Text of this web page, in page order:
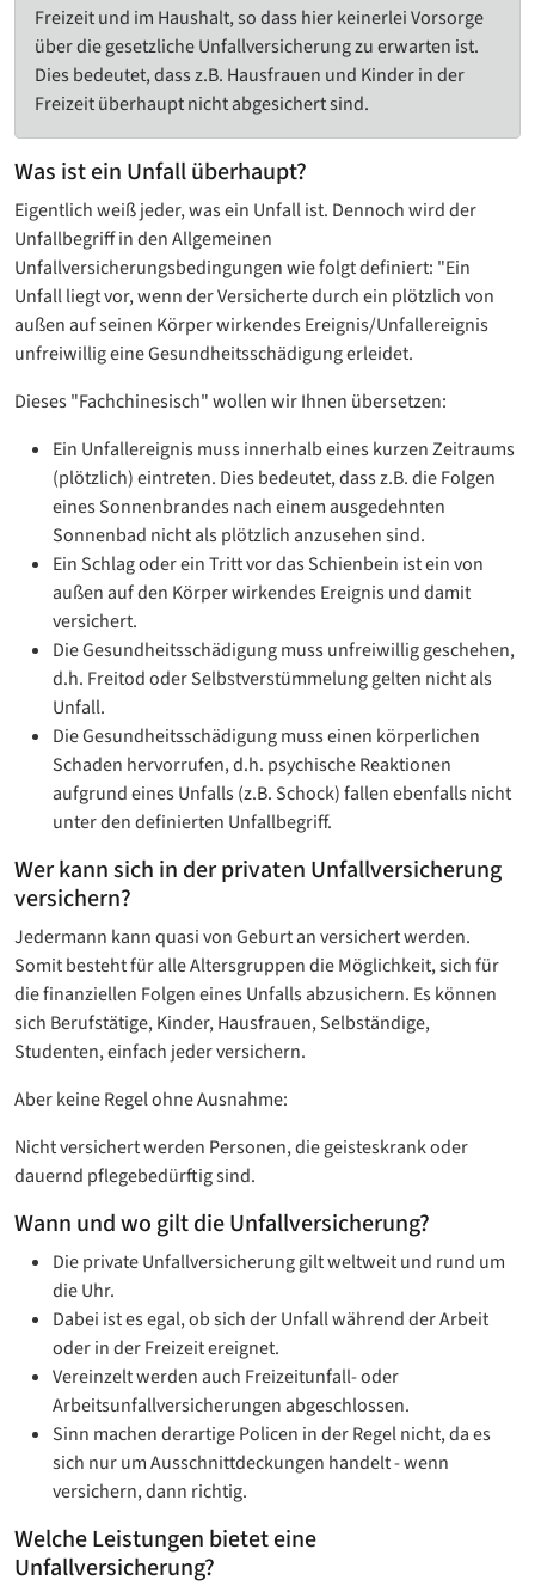
Freizeit und im Haushalt, so dass hier keinerlei Vorsorge
über die gesetzliche Unfallversicherung zu erwarten ist.
Dies bedeutet, dass z.B. Hausfrauen und Kinder in der
Freizeit überhaupt nicht abgesichert sind.
Was ist ein Unfall überhaupt?
Eigentlich weiß jeder, was ein Unfall ist. Dennoch wird der
Unfallbegriff in den Allgemeinen
Unfallversicherungsbedingungen wie folgt definiert: "Ein
Unfall liegt vor, wenn der Versicherte durch ein plötzlich von
außen auf seinen Körper wirkendes Ereignis/Unfallereignis
unfreiwillig eine Gesundheitsschädigung erleidet.
Dieses "Fachchinesisch" wollen wir Ihnen übersetzen:
Ein Unfallereignis muss innerhalb eines kurzen Zeitraums
(plötzlich) eintreten. Dies bedeutet, dass z.B. die Folgen
eines Sonnenbrandes nach einem ausgedehnten
Sonnenbad nicht als plötzlich anzusehen sind.
Ein Schlag oder ein Tritt vor das Schienbein ist ein von
außen auf den Körper wirkendes Ereignis und damit
versichert.
Die Gesundheitsschädigung muss unfreiwillig geschehen,
d.h. Freitod oder Selbstverstümmelung gelten nicht als
Unfall.
Die Gesundheitsschädigung muss einen körperlichen
Schaden hervorrufen, d.h. psychische Reaktionen
aufgrund eines Unfalls (z.B. Schock) fallen ebenfalls nicht
unter den definierten Unfallbegriff.
Wer kann sich in der privaten Unfallversicherung
versichern?
Jedermann kann quasi von Geburt an versichert werden.
Somit besteht für alle Altersgruppen die Möglichkeit, sich für
die finanziellen Folgen eines Unfalls abzusichern. Es können
sich Berufstätige, Kinder, Hausfrauen, Selbständige,
Studenten, einfach jeder versichern.
Aber keine Regel ohne Ausnahme:
Nicht versichert werden Personen, die geisteskrank oder
dauernd pflegebedürftig sind.
Wann und wo gilt die Unfallversicherung?
Die private Unfallversicherung gilt weltweit und rund um
die Uhr.
Dabei ist es egal, ob sich der Unfall während der Arbeit
oder in der Freizeit ereignet.
Vereinzelt werden auch Freizeitunfall- oder
Arbeitsunfallversicherungen abgeschlossen.
Sinn machen derartige Policen in der Regel nicht, da es
sich nur um Ausschnittdeckungen handelt - wenn
versichern, dann richtig.
Welche Leistungen bietet eine
Unfallversicherung?